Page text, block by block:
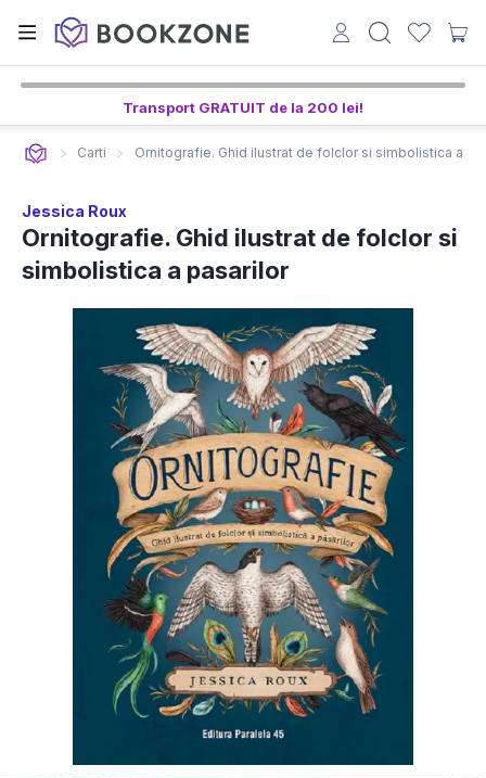
Transport GRATUIT de la 200 lei!
Carti Ornitografie. Ghid ilustrat de folclor si simbolistica a
Jessica Roux
Ornitografie. Ghid ilustrat de folclor si
simbolistica a pasarilor